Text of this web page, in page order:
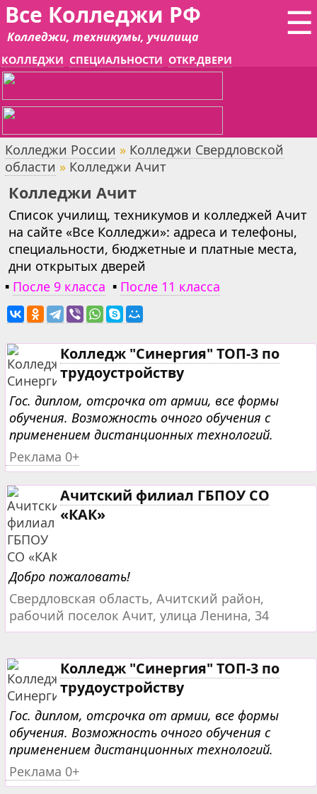
☰
Все Колледжи РФ
Колледжи, техникумы, училища
КОЛЛЕДЖИ СПЕЦИАЛЬНОСТИ ОТКР.ДВЕРИ
Колледжи России » Колледжи Свердловской
области » Колледжи Ачит
Колледжи Ачит
Список училищ, техникумов и колледжей Ачит
на сайте «Все Колледжи»: адреса и телефоны,
специальности, бюджетные и платные места,
дни открытых дверей
▪ После 9 класса ▪ После 11 класса
Колледж "Синергия" ТОП-3 по
трудоустройству
Гос. диплом, отсрочка от армии, все формы
обучения. Возможность очного обучения с
применением дистанционных технологий.
Реклама 0+
Ачитский филиал ГБПОУ СО
«КАК»
Добро пожаловать!
Свердловская область, Ачитский район,
рабочий поселок Ачит, улица Ленина, 34
Колледж "Синергия" ТОП-3 по
трудоустройству
Гос. диплом, отсрочка от армии, все формы
обучения. Возможность очного обучения с
применением дистанционных технологий.
Реклама 0+